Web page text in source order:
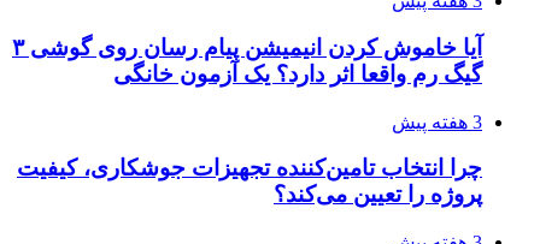
آیا خاموش کردن انیمیشن پیام رسان روی گوشی ۳
گیگ رم واقعا اثر دارد؟ یک آزمون خانگی
3 هفته پیش
چرا انتخاب تامین‌کننده تجهیزات جوشکاری، کیفیت
پروژه را تعیین می‌کند؟